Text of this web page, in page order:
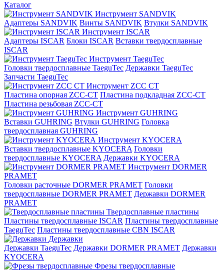
Каталог
Инструмент SANDVIK
Адаптеры SANDVIK Винты SANDVIK Втулки SANDVIK
Инструмент ISCAR
Адаптеры ISCAR Блоки ISCAR Вставки твердосплавные
ISCAR
Инструмент TaeguTec
Головки твердосплавные TaeguTec Державки TaeguTec
Запчасти TaeguTec
Инструмент ZCС CT
Пластина опорная ZCC-CT Пластина подкладная ZCC-CT
Пластина резьбовая ZCC-CT
Инструмент GUHRING
Вставки GUHRING Втулки GUHRING Головка
твердосплавная GUHRING
Инструмент KYOCERA
Вставки твердосплавные KYOCERA Головки
твердосплавные KYOCERA Державки KYOCERA
Инструмент DORMER
PRAMET
Головки расточные DORMER PRAMET Головки
твердосплавные DORMER PRAMET Державки DORMER
PRAMET
Твердосплавные пластины
Пластины твердосплавные ISCAR Пластины твердосплавные
TaeguTec Пластины твердосплавные CBN ISCAR
Державки
Державки TaeguTec Державки DORMER PRAMET Державки
KYOCERA
Фрезы твердосплавные